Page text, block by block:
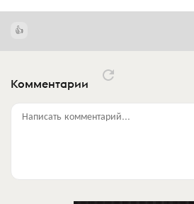
Комментарии
Написать комментарий...